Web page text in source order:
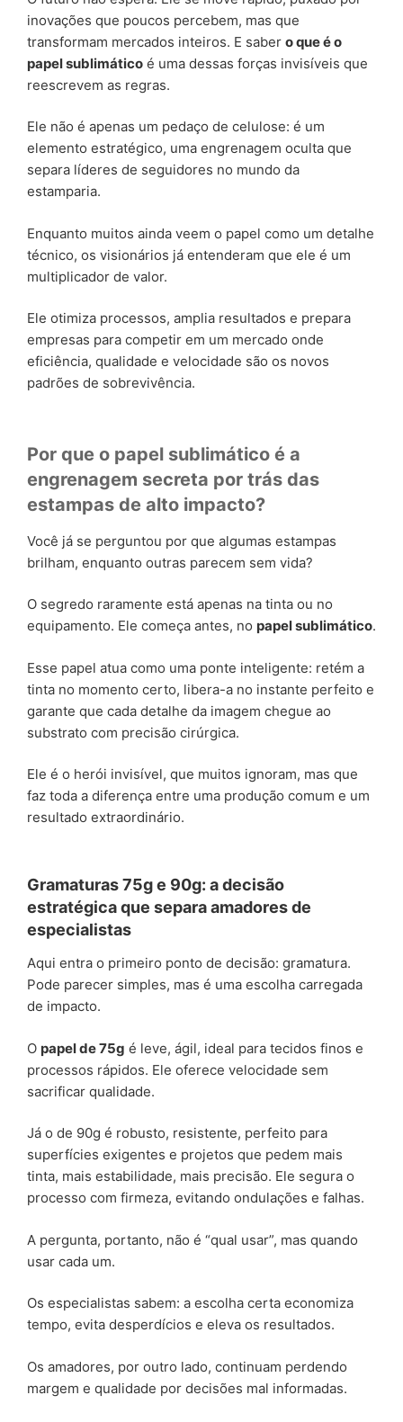
inovações que poucos percebem, mas que
transformam mercados inteiros. E saber o que é o
papel sublimático é uma dessas forças invisíveis que
reescrevem as regras.
Ele não é apenas um pedaço de celulose: é um
elemento estratégico, uma engrenagem oculta que
separa líderes de seguidores no mundo da
estamparia.
Enquanto muitos ainda veem o papel como um detalhe
técnico, os visionários já entenderam que ele é um
multiplicador de valor.
Ele otimiza processos, amplia resultados e prepara
empresas para competir em um mercado onde
eficiência, qualidade e velocidade são os novos
padrões de sobrevivência.
Por que o papel sublimático é a
engrenagem secreta por trás das
estampas de alto impacto?
Você já se perguntou por que algumas estampas
brilham, enquanto outras parecem sem vida?
O segredo raramente está apenas na tinta ou no
equipamento. Ele começa antes, no papel sublimático.
Esse papel atua como uma ponte inteligente: retém a
tinta no momento certo, libera-a no instante perfeito e
garante que cada detalhe da imagem chegue ao
substrato com precisão cirúrgica.
Ele é o herói invisível, que muitos ignoram, mas que
faz toda a diferença entre uma produção comum e um
resultado extraordinário.
Gramaturas 75g e 90g: a decisão
estratégica que separa amadores de
especialistas
Aqui entra o primeiro ponto de decisão: gramatura.
Pode parecer simples, mas é uma escolha carregada
de impacto.
O papel de 75g é leve, ágil, ideal para tecidos finos e
processos rápidos. Ele oferece velocidade sem
sacrificar qualidade.
Já o de 90g é robusto, resistente, perfeito para
superfícies exigentes e projetos que pedem mais
tinta, mais estabilidade, mais precisão. Ele segura o
processo com firmeza, evitando ondulações e falhas.
A pergunta, portanto, não é “qual usar”, mas quando
usar cada um.
Os especialistas sabem: a escolha certa economiza
tempo, evita desperdícios e eleva os resultados.
Os amadores, por outro lado, continuam perdendo
margem e qualidade por decisões mal informadas.